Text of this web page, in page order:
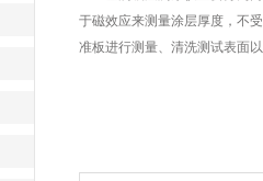
于磁效应来测量涂层厚度，不
准板进行测量、清洗测试表面